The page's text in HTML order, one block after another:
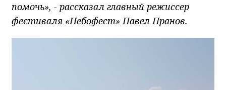
помочь», - рассказал главный режиссер
фестиваля «Небофест» Павел Пранов.